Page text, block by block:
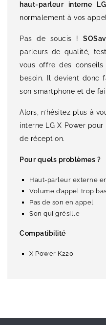
haut-parleur interne
normalement à vos
Pas de soucis ! SOSav
parleurs de qualité,
vous offre des
besoin. Il devient donc
son smartphone et de
Alors, n’hésitez plus à
interne LG X Power
de réception.
Pour quels problèmes ?
Haut-parleur externe
Volume d’appel trop bas
Pas de son en appel
Son qui grésille
Compatibilité
X Power K220